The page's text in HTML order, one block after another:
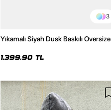
3
Yıkamalı Siyah Dusk Baskılı Oversize
1.399,90 TL